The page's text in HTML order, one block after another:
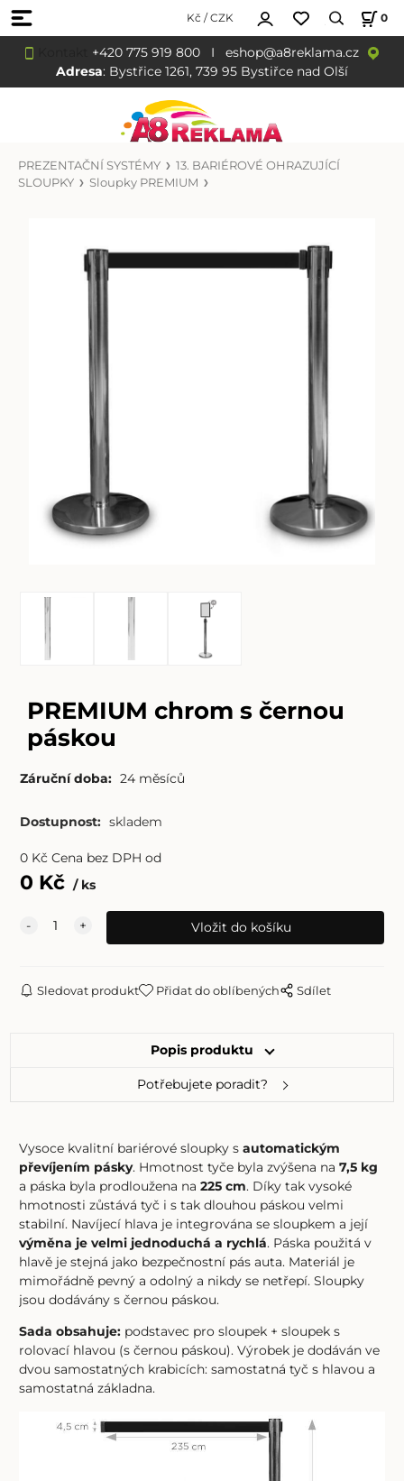
Kč / CZK 0
+420 775 919 800I
eshop@a8reklama.cz
Adresa: Bystřice 1261, 739 95 Bystiřce nad Olší
PREZENTAČNÍ SYSTÉMY
13. BARIÉROVÉ OHRAZUJÍCÍ
SLOUPKY
Sloupky PREMIUM
PREMIUM chrom s černou
páskou
Záruční doba: 24 měsíců
Dostupnost: skladem
0Kč Cena bez DPH od
0 Kč ks
Sledovat produkt Přidat do oblíbených Sdílet
Popis produktu
Potřebujete poradit?
Vysoce kvalitní bariérové ​​sloupky sautomatickým
převíjením pásky. Hmotnost tyče byla zvýšena na7,5 kg
a páska byla prodloužena na225 cm. Díky tak vysoké
hmotnosti zůstává tyč i s tak dlouhou páskou velmi
stabilní. Navíjecí hlava je integrována se sloupkem a její
výměna je velmi jednoduchá a rychlá. Páska použitá v
hlavě je stejná jako bezpečnostní pás auta. Materiál je
mimořádně pevný a odolný a nikdy se netřepí. Sloupky
jsou dodávány s černou páskou.
Sada obsahuje: podstavec pro sloupek + sloupek s
rolovací hlavou (s černou páskou). Výrobek je dodáván ve
dvou samostatných krabicích: samostatná tyč s hlavou a
samostatná základna.